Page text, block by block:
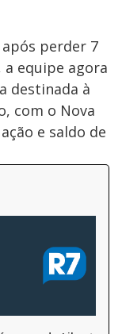
perder 7
a equipe agora
destinada à
com o Nova
e saldo de